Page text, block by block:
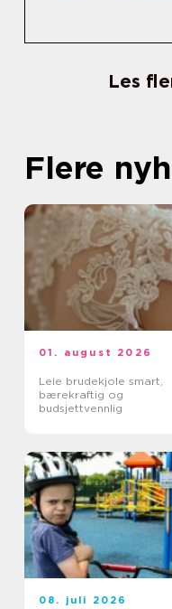
Les
Flere
01. august 2026
Leie brudekjole smart,
bærekraftig og
budsjettvennlig
08. juli 2026